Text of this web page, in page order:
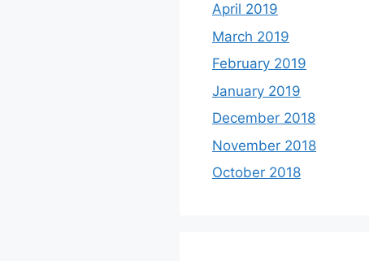
April 2019
March 2019
February 2019
January 2019
December 2018
November 2018
October 2018